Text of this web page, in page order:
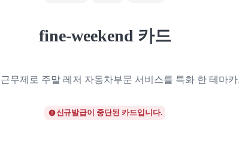
fine-weekend 카드
무제로 주말 레저 자동차부문 서비스를 특화 한 테마카
신규발급이 중단된 카드입니다.